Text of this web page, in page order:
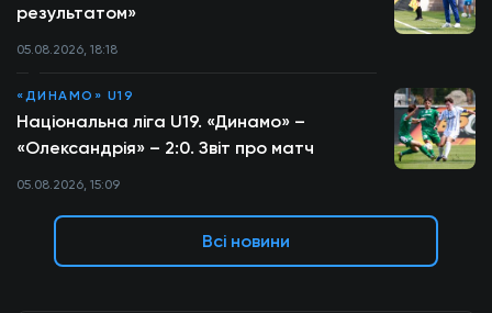
результатом»
05.08.2026, 18:18
«ДИНАМО» U19
Національна ліга U19. «Динамо» –
«Олександрія» – 2:0. Звіт про матч
05.08.2026, 15:09
Всі новини